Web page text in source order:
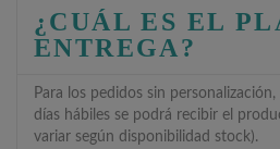
¿CUÁL ES EL
ENTREGA?
Para los pedidos sin
días hábiles se podrá recibir el
variar según disponibilidad stock).